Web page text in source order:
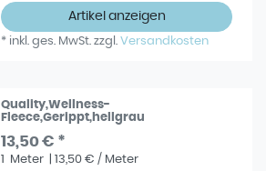
Artikel anzeigen
* inkl. ges. MwSt. zzgl.Versandkosten
Quality,Wellness-
Fleece,Gerippt,hellgrau
13,50 € *
1 Meter | 13,50 € / Meter